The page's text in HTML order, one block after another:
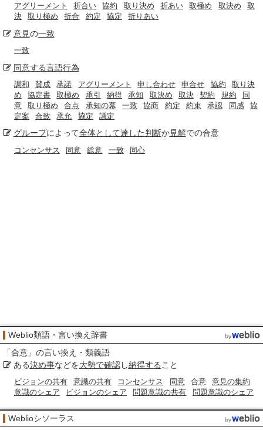
アグリーメント 折合い 協約 取り決め 折あい 取極め 取決め
取
決
取り極め 折合 約定 協定 折りあい
意見の一致
一致
同意する言語行為
調和 賛成 承諾 アグリーメント 申し合わせ 申合せ 協約
取り決
め
協定書 取極め 承引 納得 承知 取決め 取決 契約 規約
同
意
取り極め 合点 承知の幕 一致 協商 約定 約束 承認 同感
協
定案
合致 承允 協定 議定
グループによって全体として達した判断か見解での合意
コンセンサス 同意 総意 一致 同心
Weblio類語・言い換え辞書
「合意 」の言い換え・類義語
ある決め事などを大勢で確認し納得する こと
ビジョンの共有 意識の共有 コンセンサス 同意 合意
意見の集約
意識のシェア
ビジョンのシェア 問題意識の共有 問題意識のシェア
Weblioシソーラス